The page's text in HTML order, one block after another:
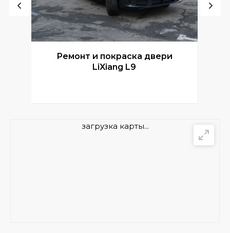
Ремонт и покраска двери
LiXiang L9
загрузка карты...